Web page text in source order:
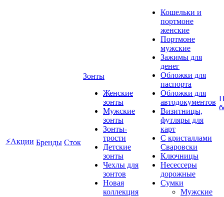
⚡Акции Бренды Сток
Зонты
Женские
зонты
Мужские
зонты
Зонты-
трости
Детские
зонты
Чехлы для
зонтов
Новая
коллекция
Кошельки и
портмоне
женские
Портмоне
мужские
Зажимы для
денег
Обложки для
паспорта
Обложки для
автодокументов
Визитницы,
футляры для
карт
C кристаллами
Сваровски
Ключницы
Несессеры
дорожные
Сумки
Мужские